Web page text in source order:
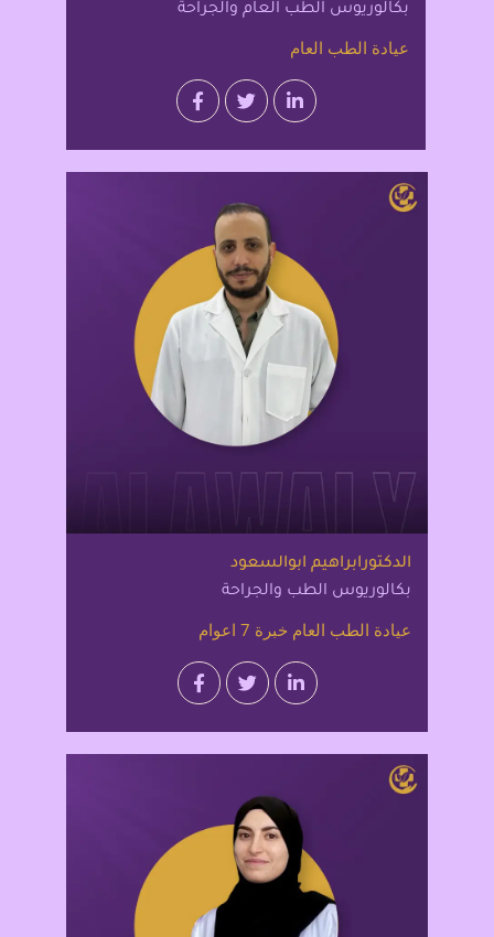
بكالوريوس الطب العام والجراحة
عيادة الطب العام
الدكتورابراهيم ابوالسعود
بكالوريوس الطب والجراحة
عيادة الطب العام خبرة 7 اعوام